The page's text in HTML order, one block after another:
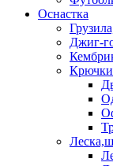
Оснастка
Джиг-
Крючки